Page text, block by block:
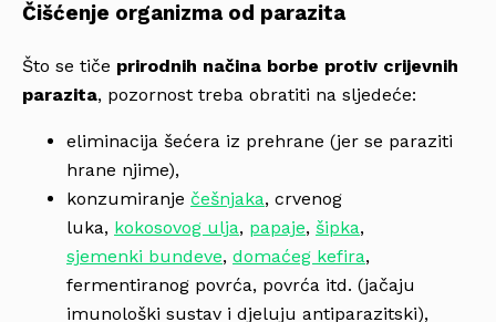
Čišćenje organizma od parazita
Što se tiče prirodnih načina borbe protiv crijevnih
parazita, pozornost treba obratiti na sljedeće:
eliminacija šećera iz prehrane (jer se paraziti
hrane njime),
konzumiranje češnjaka, crvenog
luka, kokosovog ulja, papaje, šipka,
sjemenki bundeve, domaćeg kefira,
fermentiranog povrća, povrća itd. (jačaju
imunološki sustav i djeluju antiparazitski),